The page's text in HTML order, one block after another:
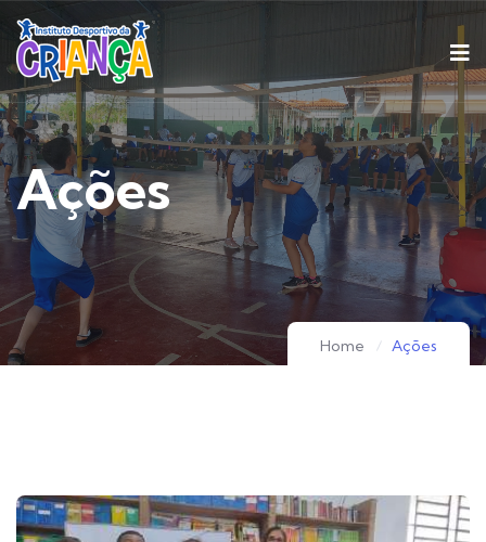
Ações
Home Ações